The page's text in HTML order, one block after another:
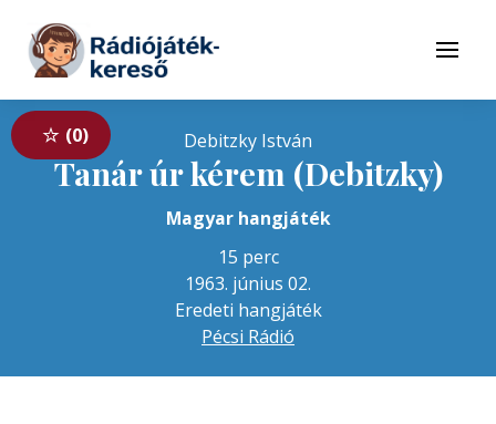
Tovább a tartalomhoz
Menü
0 Debitzky István
Tanár úr kérem (Debitzky)
Magyar hangjáték
15 perc
1963. június 02.
Eredeti hangjáték
Pécsi Rádió